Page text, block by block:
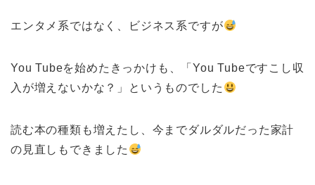
エンタメ系ではなく、ビジネス系ですが
You Tubeを始めたきっかけも、「You Tubeですこし収
入が増えないかな？」というものでした
読む本の種類も増えたし、今までダルダルだった家計
の見直しもできました